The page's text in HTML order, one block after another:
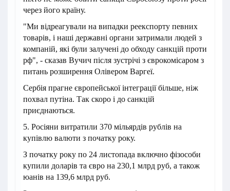
через його країну.
"Ми відреагували на випадки реекспорту певних
товарів, і наші державні органи затримали людей з
компаній, які були залучені до обходу санкцій проти
рф", - сказав Вучич після зустрічі з єврокомісаром з
питань розширення Олівером Варгеї.
Сербія прагне європейської інтеграції більше, ніж
похвал путіна. Так скоро і до санкцій
приєднаються.
5. Росіяни витратили 370 мільярдів рублів на
купівлю валюти з початку року.
З початку року по 24 листопада включно фізособи
купили доларів та євро на 230,1 млрд руб, а також
юанів на 139,6 млрд руб.